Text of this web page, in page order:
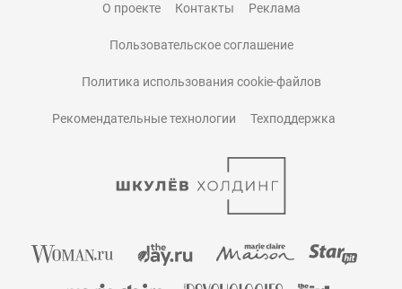
О проекте Контакты Реклама
Пользовательское соглашение
Политика использования cookie-файлов
Рекомендательные технологии Техподдержка